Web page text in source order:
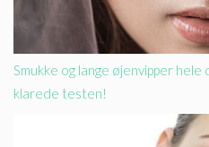
Smukke og lange øjenvipper hele
klarede testen!